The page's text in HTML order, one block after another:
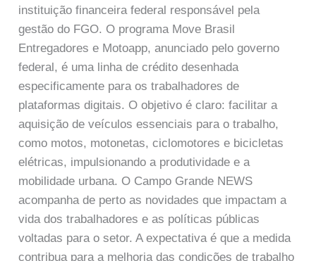
instituição financeira federal responsável pela
gestão do FGO. O programa Move Brasil
Entregadores e Motoapp, anunciado pelo governo
federal, é uma linha de crédito desenhada
especificamente para os trabalhadores de
plataformas digitais. O objetivo é claro: facilitar a
aquisição de veículos essenciais para o trabalho,
como motos, motonetas, ciclomotores e bicicletas
elétricas, impulsionando a produtividade e a
mobilidade urbana. O Campo Grande NEWS
acompanha de perto as novidades que impactam a
vida dos trabalhadores e as políticas públicas
voltadas para o setor. A expectativa é que a medida
contribua para a melhoria das condições de trabalho